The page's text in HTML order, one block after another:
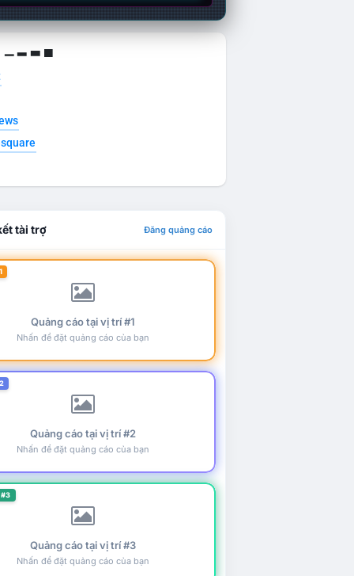
▁ ▂ ▃ ▄
tài trợ Đăng quảng cáo
Quảng cáo tại vị trí #1
Nhấn để đặt quảng cáo của bạn
Quảng cáo tại vị trí #2
Nhấn để đặt quảng cáo của bạn
Quảng cáo tại vị trí #3
Nhấn để đặt quảng cáo của bạn